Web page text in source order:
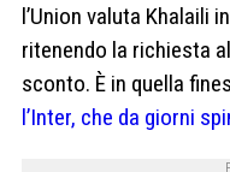
l’Union valuta Khalaili
ritenendo la richiesta
sconto. È in quella
l’Inter, che da giorni